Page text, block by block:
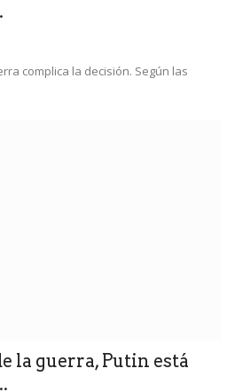
complica la decisión. Según las
la guerra, Putin está